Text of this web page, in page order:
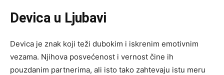
Devica u Ljubavi
Devica je znak koji teži dubokim i iskrenim emotivnim
vezama. Njihova posvećenost i vernost čine ih
pouzdanim partnerima, ali isto tako zahtevaju istu meru